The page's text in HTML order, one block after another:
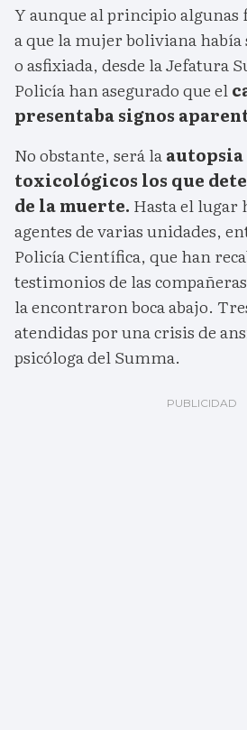
Y aunque al principio algunas
a que la mujer boliviana
o asfixiada, desde la Jefatura
Policía han asegurado que el
presentaba signos
No obstante, será la
toxicológicos los que
de la muerte. Hasta el lugar
agentes de varias unidades,
Policía Científica, que han
testimonios de las
la encontraron boca abajo.
atendidas por una crisis de
psicóloga del Summa.